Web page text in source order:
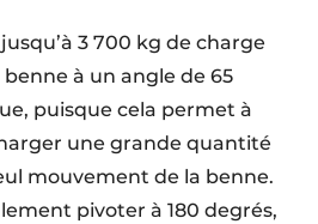
3 700 kg de charge
à un angle de 65
puisque cela permet à
une grande quantité
mouvement de la benne.
pivoter à 180 degrés,